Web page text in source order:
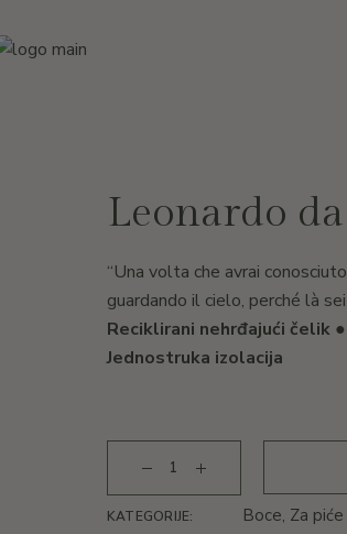
Leonardo
“Una volta che avrai
guardando il cielo, perché là
Reciklirani nehrđajući čelik
Jednostruka izolacija
Leonardo da Vinci Boca količina
KATEGORIJE: Boce, Za piće